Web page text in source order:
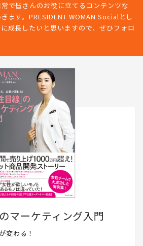
で皆さんのお役に立てるコンテンツな
ます。PRESIDENT WOMAN Socialとし
成長したいと思いますので、ぜひフォロ
マーケティング入門
変わる！